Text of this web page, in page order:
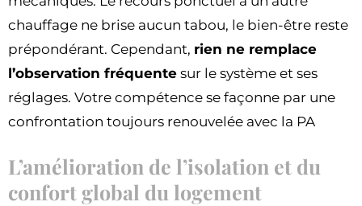
chauffage ne brise aucun tabou, le bien-être reste
prépondérant. Cependant, rien ne remplace
l’observation fréquente sur le système et ses
réglages. Votre compétence se façonne par une
confrontation toujours renouvelée avec la PA
L’amélioration de l’isolation et du
confort global du logement